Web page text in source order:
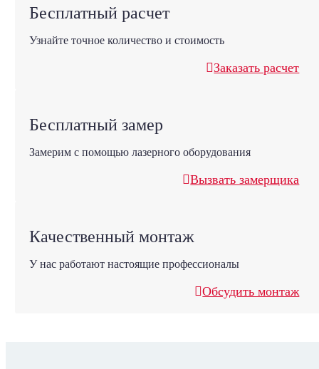
Бесплатный расчет
Узнайте точное количество и стоимость
Заказать расчет
Бесплатный замер
Замерим с помощью лазерного оборудования
Вызвать замерщика
Качественный монтаж
У нас работают настоящие профессионалы
Обсудить монтаж